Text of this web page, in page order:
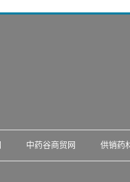
检测；实验室检测操作注意事项
培训人数不限；超小课授课，每
和零售，超市企业，从事产品研
不限；超小课授课，每班最多8
中药谷商贸网 供销药